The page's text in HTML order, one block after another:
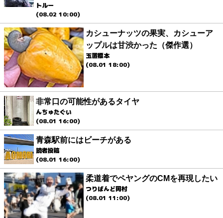
トルー
(08.02 10:00)
カシューナッツの果実、カシューア
ップルは甘渋かった（傑作選）
玉置標本
(08.01 18:00)
非常口の可能性があるタイヤ
んちゅたぐい
(08.01 16:00)
青森駅前にはビーチがある
読者投稿
(08.01 16:00)
柔道着でペヤングのCMを再現したい
つりばんど岡村
(08.01 11:00)